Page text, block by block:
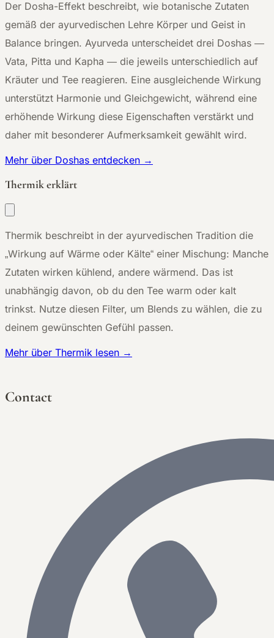
Der Dosha-Effekt beschreibt, wie botanische Zutaten
gemäß der ayurvedischen Lehre Körper und Geist in
Balance bringen. Ayurveda unterscheidet drei Doshas —
Vata, Pitta und Kapha — die jeweils unterschiedlich auf
Kräuter und Tee reagieren. Eine ausgleichende Wirkung
unterstützt Harmonie und Gleichgewicht, während eine
erhöhende Wirkung diese Eigenschaften verstärkt und
daher mit besonderer Aufmerksamkeit gewählt wird.
Mehr über Doshas entdecken →
Thermik erklärt
Thermik beschreibt in der ayurvedischen Tradition die
„Wirkung auf Wärme oder Kälte“ einer Mischung: Manche
Zutaten wirken kühlend, andere wärmend. Das ist
unabhängig davon, ob du den Tee warm oder kalt
trinkst. Nutze diesen Filter, um Blends zu wählen, die zu
deinem gewünschten Gefühl passen.
Mehr über Thermik lesen →
Contact